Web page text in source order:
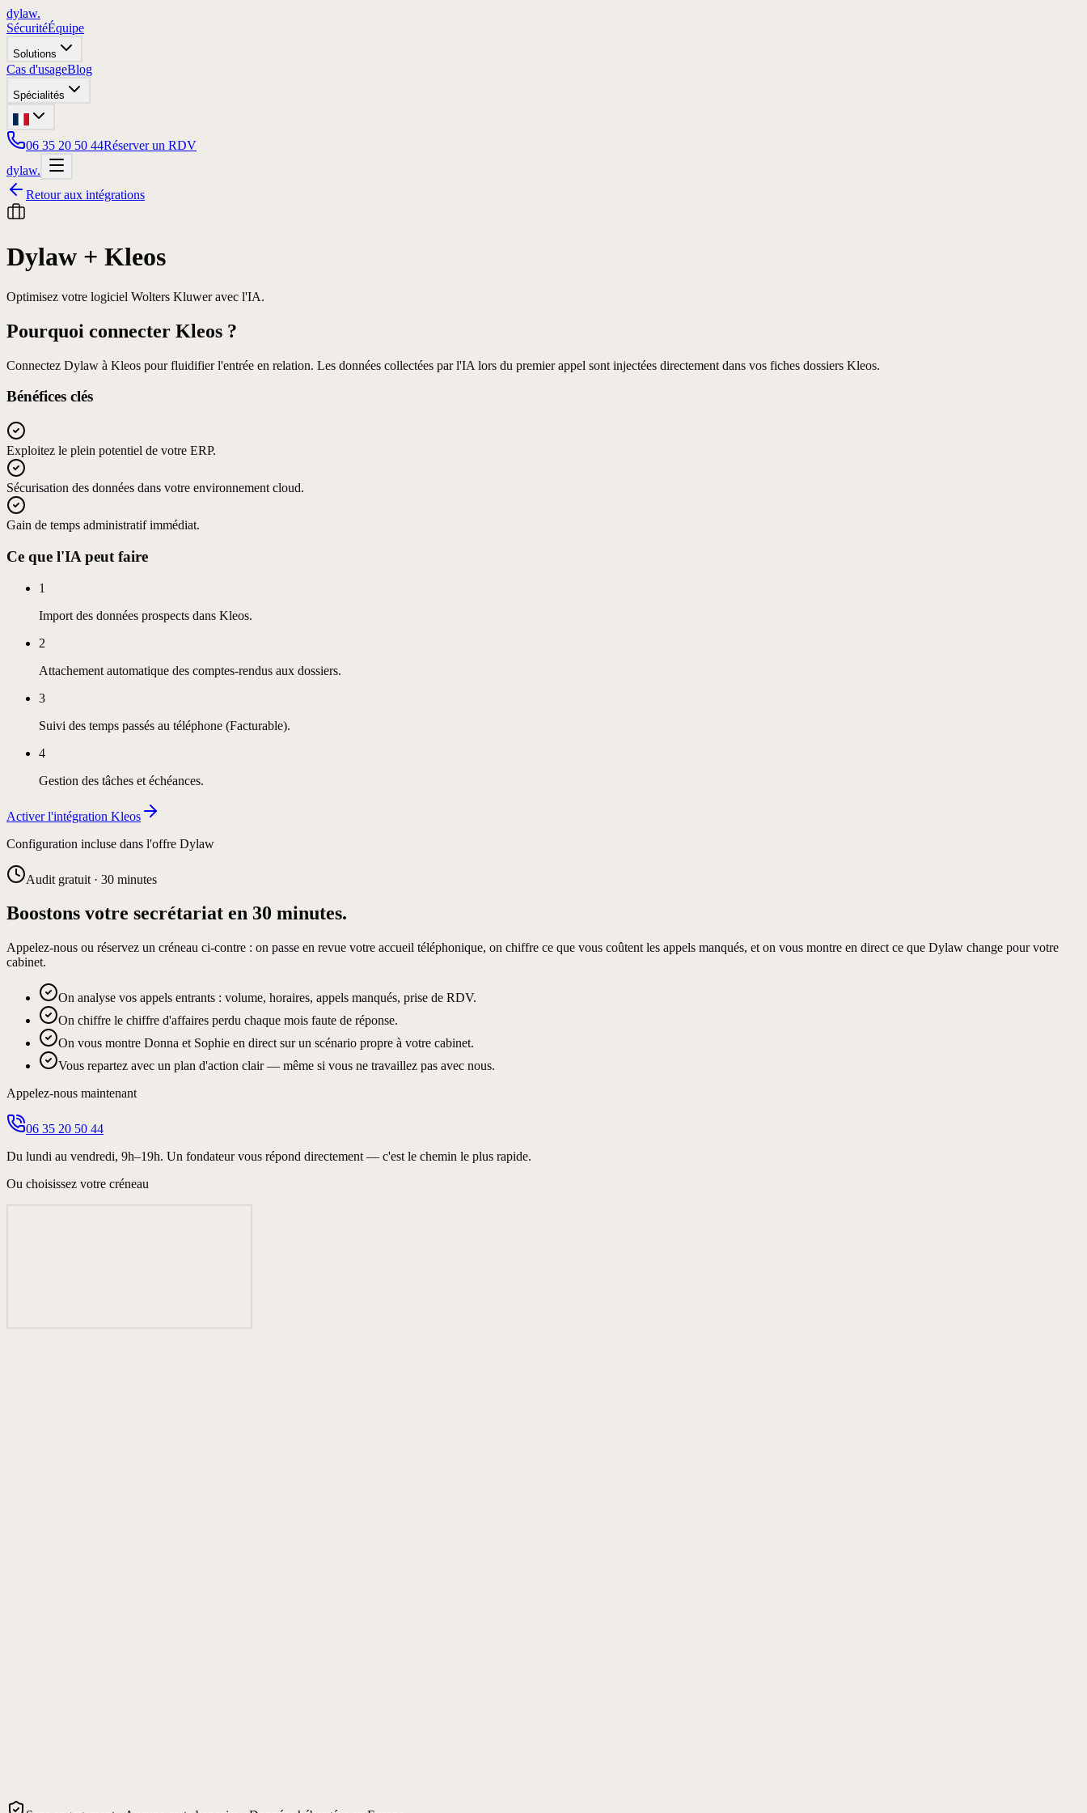
dylaw.
SécuritéÉquipe
Solutions
Cas d'usageBlog
Spécialités
06 35 20 50 44Réserver un RDV
dylaw.
Retour aux intégrations
Dylaw + Kleos
Optimisez votre logiciel Wolters Kluwer avec l'IA.
Pourquoi connecter Kleos ?
Connectez Dylaw à Kleos pour fluidifier l'entrée en relation. Les données collectées par l'IA lors du premier appel sont injectées directement dans vos fiches dossiers Kleos.
Bénéfices clés
Exploitez le plein potentiel de votre ERP.
Sécurisation des données dans votre environnement cloud.
Gain de temps administratif immédiat.
Ce que l'IA peut faire
1
Import des données prospects dans Kleos.
2
Attachement automatique des comptes-rendus aux dossiers.
3
Suivi des temps passés au téléphone (Facturable).
4
Gestion des tâches et échéances.
Activer l'intégration Kleos
Configuration incluse dans l'offre Dylaw
Audit gratuit · 30 minutes
Boostons votre secrétariat en 30 minutes.
Appelez-nous ou réservez un créneau ci-contre : on passe en revue votre accueil téléphonique, on chiffre ce que vous coûtent les appels manqués, et on vous montre en direct ce que Dylaw change pour votre
cabinet.
On analyse vos appels entrants : volume, horaires, appels manqués, prise de RDV.
On chiffre le chiffre d'affaires perdu chaque mois faute de réponse.
On vous montre Donna et Sophie en direct sur un scénario propre à votre cabinet.
Vous repartez avec un plan d'action clair — même si vous ne travaillez pas avec nous.
Appelez-nous maintenant
06 35 20 50 44
Du lundi au vendredi, 9h–19h. Un fondateur vous répond directement — c'est le chemin le plus rapide.
Ou choisissez votre créneau